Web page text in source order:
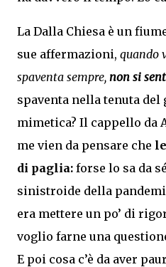
La Dalla Chiesa è un
sue affermazioni, quando
spaventa sempre, non si
spaventa nella tenuta del
mimetica? Il cappello da
me vien da pensare che
di paglia: forse lo sa da
sinistroide della
era mettere un po’ di
voglio farne una
E poi cosa c’è da aver